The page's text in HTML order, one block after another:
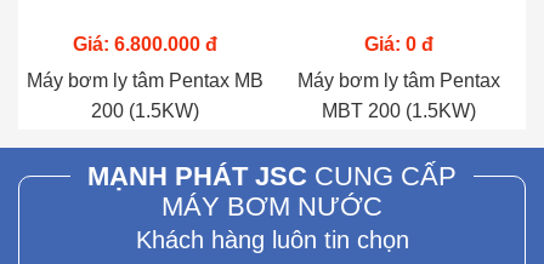
Giá: 6.800.000 đ
Máy bơm ly tâm Pentax MB
200 (1.5KW)
Giá: 0 đ
Máy bơm ly tâm Pentax
MBT 200 (1.5KW)
MẠNH PHÁT JSC CUNG CẤP
MÁY BƠM NƯỚC
Khách hàng luôn tin chọn